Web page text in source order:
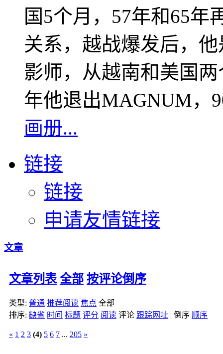
国5个月，57年和65年
关系，越战爆发后，
影师，从越南和美国
年他退出MAGNUM，
画册...
链接
链接
申请友情链接
文章
文章列表 全部 按评论倒序
类型: 普通 推荐阅读 焦点 全部
排序: 缺省 时间 标题 评分 阅读 评论 跟踪网址 | 倒序 顺序
« 1 2 3 (4) 5 6 7 ... 205 »